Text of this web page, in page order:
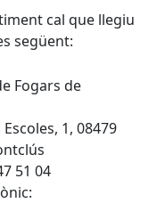
cal que llegiu
següent:
Fogars de
1, 08479
51 04